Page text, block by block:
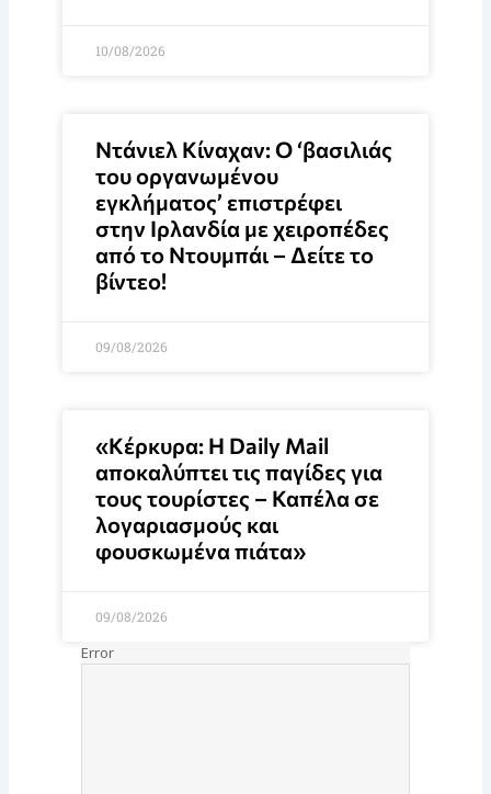
10/08/2026
Ντάνιελ Κίναχαν: Ο ‘βασιλιάς
του οργανωμένου
εγκλήματος’ επιστρέφει
στην Ιρλανδία με χειροπέδες
από το Ντουμπάι – Δείτε το
βίντεο!
09/08/2026
«Κέρκυρα: Η Daily Mail
αποκαλύπτει τις παγίδες για
τους τουρίστες – Καπέλα σε
λογαριασμούς και
φουσκωμένα πιάτα»
09/08/2026